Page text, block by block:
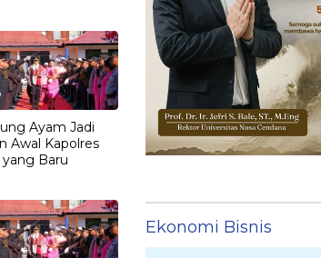
Belum Didalami
Ayam Jadi
Awal Kapolres
yang Baru
Ekonomi Bisnis